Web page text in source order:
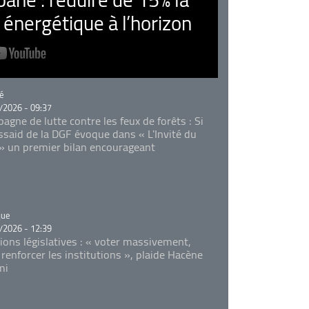
à l’horizon
- 09:37
de lutte contre les feux de forêts : Si
de la DGF évoque dans « L'Invité du
un premier bilan encourageant
- 12:39
législatives : « voter massivement,
les institutions », plaide Hacène